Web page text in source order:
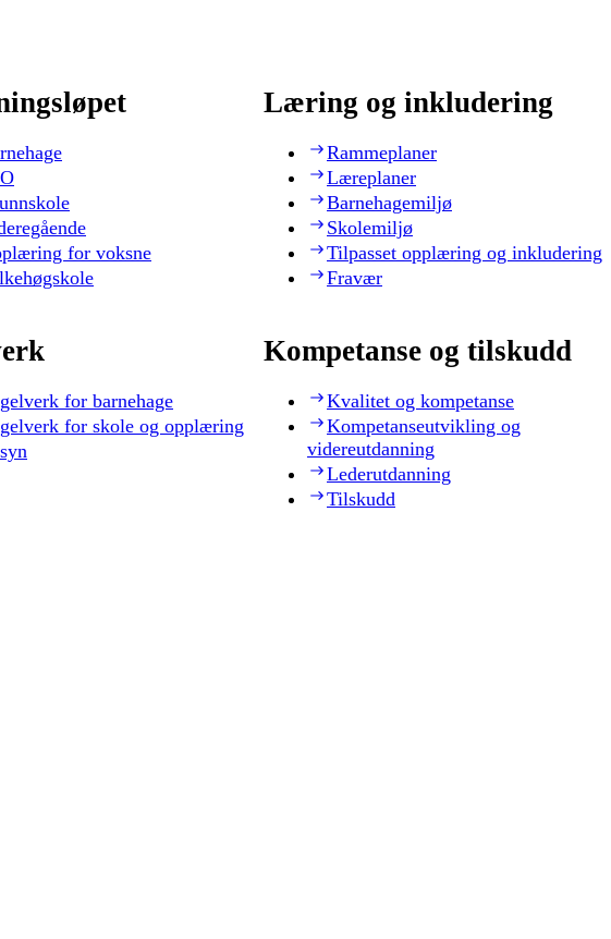
for voksne
Læring og inkludering
Rammeplaner
Læreplaner
Barnehagemiljø
Skolemiljø
Tilpasset opplæring og inkludering
Fravær
for barnehage
for skole og opplæring
Kompetanse og tilskudd
Kvalitet og kompetanse
Kompetanseutvikling og
videreutdanning
Lederutdanning
Tilskudd